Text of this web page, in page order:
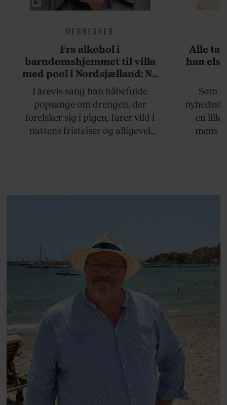
MENNESKER
Fra alkohol i
barndomshjemmet til villa
med pool i Nordsjælland: Nu
skal du høre sandheden om
Rasmus Seebach
I årevis sang han håbefulde
popsange om drengen, der
forelsker sig i pigen, farer vild i
nattens fristelser og alligevel
arv, angst, familieliv, frygten for
at miste stemmen og den
livsglæde, han nægter at give slip
på.
Alle
han
Som
en lille
mens